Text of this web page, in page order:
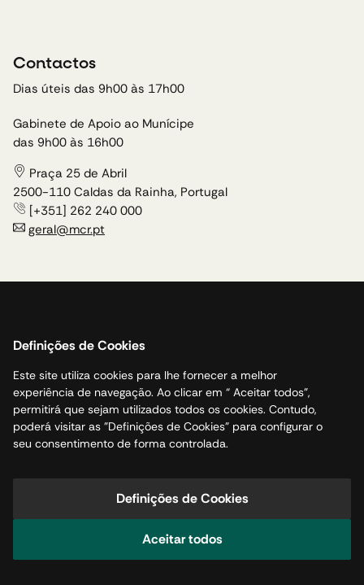
Definições de Cookies
Este site utiliza cookies para lhe fornecer a melhor
experiência de navegação. Ao clicar em “ Aceitar todos”,
permitirá que sejam utilizados todos os cookies. Contudo,
poderá visitar as "Definições de Cookies" para configurar o
seu consentimento de forma controlada.
Definições de Cookies
Aceitar todos
Contactos
Dias úteis das 9h00 às 17h00
Gabinete de Apoio ao Munícipe
das 9h00 às 16h00
Praça 25 de Abril
2500-110 Caldas da Rainha, Portugal
[+351] 262 240 000
geral@mcr.pt
Acessibilidade
Livro de Reclamações
Politica de privacidade
Mapa do site